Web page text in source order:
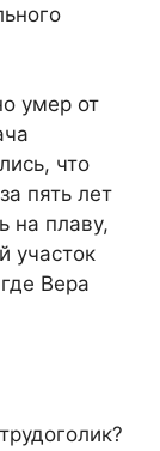
умер от
что
пять лет
на плаву,
участок
Вера